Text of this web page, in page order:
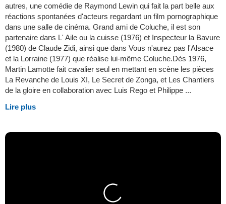
autres, une comédie de Raymond Lewin qui fait la part belle aux
réactions spontanées d'acteurs regardant un film pornographique
dans une salle de cinéma. Grand ami de Coluche, il est son
partenaire dans L' Aile ou la cuisse (1976) et Inspecteur la Bavure
(1980) de Claude Zidi, ainsi que dans Vous n'aurez pas l'Alsace
et la Lorraine (1977) que réalise lui-même Coluche.Dès 1976,
Martin Lamotte fait cavalier seul en mettant en scène les pièces
La Revanche de Louis XI, Le Secret de Zonga, et Les Chantiers
de la gloire en collaboration avec Luis Rego et Philippe ...
Lire plus